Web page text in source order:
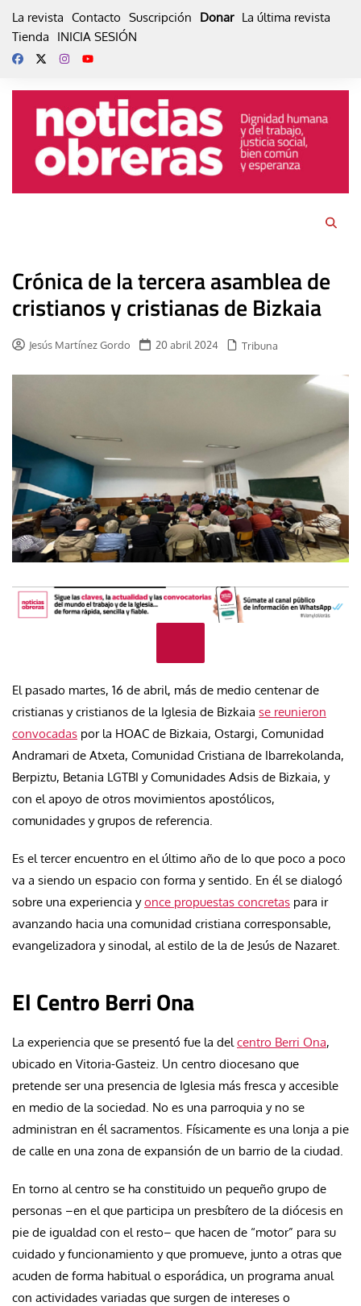
La revista Contacto Suscripción Donar La última revista
Tienda
INICIA SESIÓN
Crónica de la tercera asamblea de
cristianos y cristianas de Bizkaia
Jesús Martínez Gordo 20 abril 2024 Tribuna
El pasado martes, 16 de abril, más de medio centenar de
cristianas y cristianos de la Iglesia de Bizkaia se reunieron
convocadas por la HOAC de Bizkaia, Ostargi, Comunidad
Andramari de Atxeta, Comunidad Cristiana de Ibarrekolanda,
Berpiztu, Betania LGTBI y Comunidades Adsis de Bizkaia, y
con el apoyo de otros movimientos apostólicos,
comunidades y grupos de referencia.
Es el tercer encuentro en el último año de lo que poco a poco
va a siendo un espacio con forma y sentido. En él se dialogó
sobre una experiencia yonce propuestas concretas para ir
avanzando hacia una comunidad cristiana corresponsable,
evangelizadora y sinodal, al estilo de la de Jesús de Nazaret.
El Centro Berri Ona
La experiencia que se presentó fue la delcentro Berri Ona,
ubicado en Vitoria-Gasteiz. Un centro diocesano que
pretende ser una presencia de Iglesia más fresca y accesible
en medio de la sociedad. No es una parroquia y no se
administran en él sacramentos. Físicamente es una lonja a pie
de calle en una zona de expansión de un barrio de la ciudad.
En torno al centro se ha constituido un pequeño grupo de
personas –en el que participa un presbítero de la diócesis en
pie de igualdad con el resto– que hacen de “motor” para su
cuidado y funcionamiento y que promueve, junto a otras que
acuden de forma habitual o esporádica, un programa anual
con actividades variadas que surgen de intereses o